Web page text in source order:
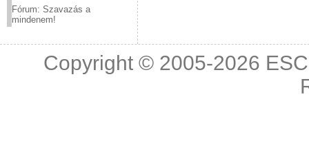
Fórum: Szavazás a
mindenem!
Copyright © 2005-2026